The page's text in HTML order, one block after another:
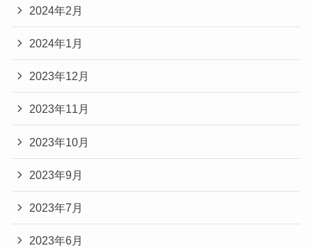
2024年2月
2024年1月
2023年12月
2023年11月
2023年10月
2023年9月
2023年7月
2023年6月